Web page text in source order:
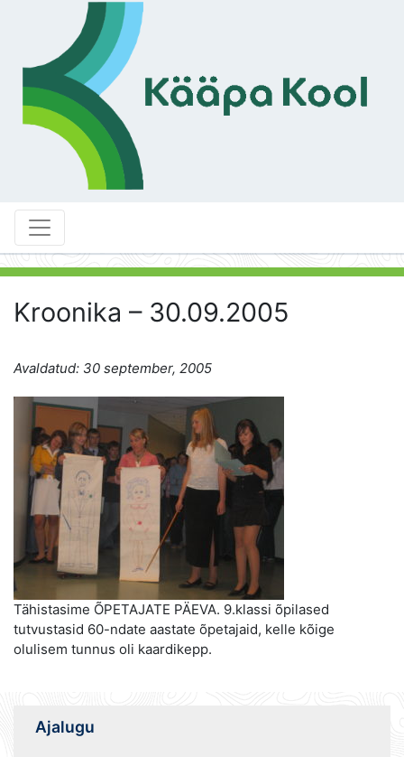
Kroonika – 30.09.2005
Avaldatud: 30 september, 2005
Tähistasime ÕPETAJATE PÄEVA. 9.klassi õpilased
tutvustasid 60-ndate aastate õpetajaid, kelle kõige
olulisem tunnus oli kaardikepp.
Ajalugu